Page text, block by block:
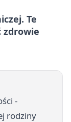
Te
zdrowie
-
rodziny